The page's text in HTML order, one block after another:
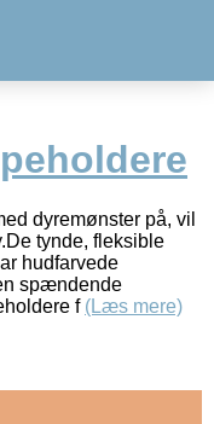
dyremønster på, vil
tynde, fleksible
hudfarvede
spændende
f (Læs mere)